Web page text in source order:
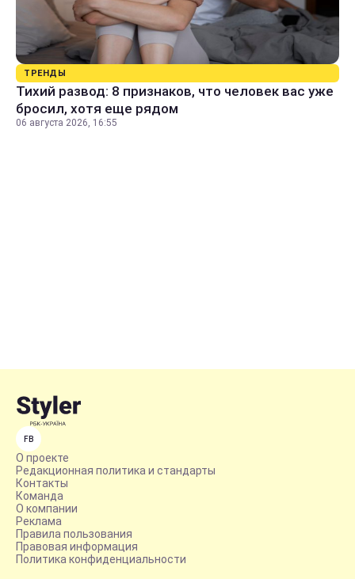
ТРЕНДЫ
Тихий развод: 8 признаков, что человек вас уже
бросил, хотя еще рядом
06 августа 2026, 16:55
FB
О проекте
Редакционная политика и стандарты
Контакты
Команда
О компании
Реклама
Правила пользования
Правовая информация
Политика конфиденциальности